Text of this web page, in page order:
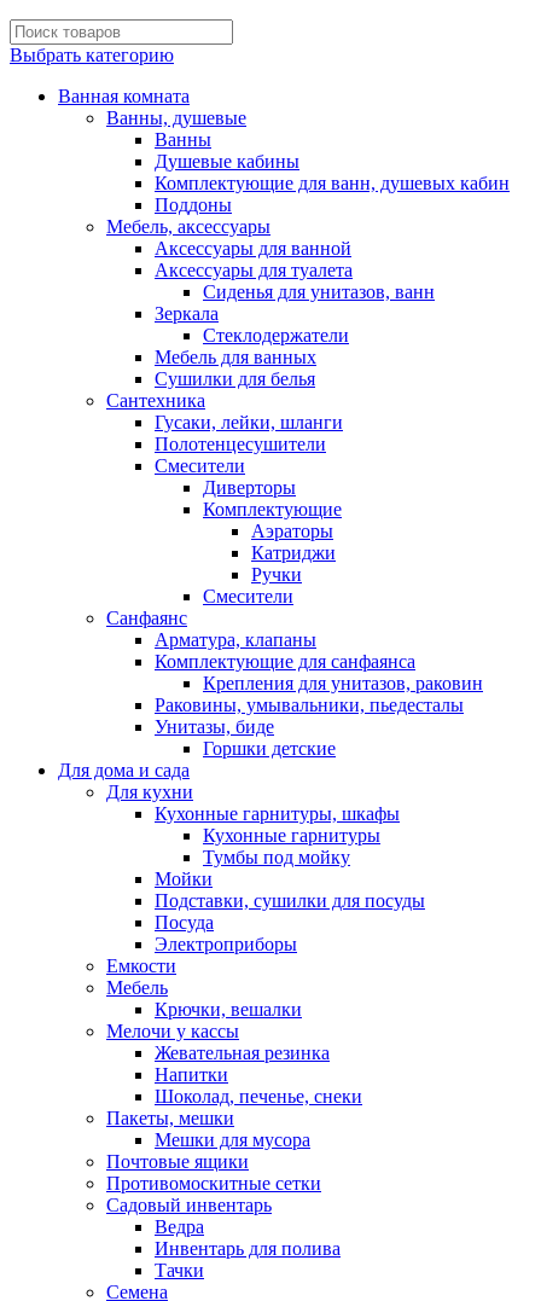
Выбрать категорию
Ванная комната
Ванны, душевые
Ванны
Душевые кабины
Комплектующие для ванн, душевых кабин
Поддоны
Мебель, аксессуары
Аксессуары для ванной
Аксессуары для туалета
Сиденья для унитазов, ванн
Зеркала
Стеклодержатели
Мебель для ванных
Сушилки для белья
Сантехника
Гусаки, лейки, шланги
Полотенцесушители
Смесители
Диверторы
Комплектующие
Аэраторы
Катриджи
Ручки
Смесители
Санфаянс
Арматура, клапаны
Комплектующие для санфаянса
Крепления для унитазов, раковин
Раковины, умывальники, пьедесталы
Унитазы, биде
Горшки детские
Для дома и сада
Для кухни
Кухонные гарнитуры, шкафы
Кухонные гарнитуры
Тумбы под мойку
Мойки
Подставки, сушилки для посуды
Посуда
Электроприборы
Емкости
Мебель
Крючки, вешалки
Мелочи у кассы
Жевательная резинка
Напитки
Шоколад, печенье, снеки
Пакеты, мешки
Мешки для мусора
Почтовые ящики
Противомоскитные сетки
Садовый инвентарь
Ведра
Инвентарь для полива
Тачки
Семена